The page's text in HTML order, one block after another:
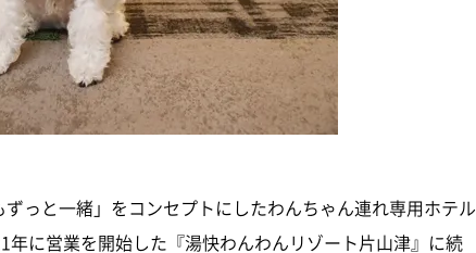
っと一緒」をコンセプトにしたわんちゃん連れ専用ホテル
に営業を開始した『湯快わんわんリゾート片山津』に続